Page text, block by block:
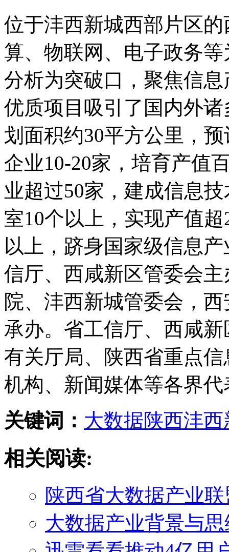
位于沣西新城西部片区
算、物联网、电子政务
分析为突破口，聚焦信
优质项目吸引了国内外
划面积约30平方公里，
企业10-20家，培育产值
业超过50家，建成信息
室10个以上，实现产值
以上，跻身国家级信息
信厅、西咸新区管委会
院、沣西新城管委会，
承办。省工信厅、西咸
有关厅局、陕西省重点
机构、新闻媒体等各界
关键词： 大数据陕西沣西
相关阅读:
陕西省大数据产业
大数据产业背景与